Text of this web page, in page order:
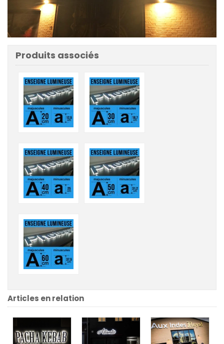
Produits associés
Articles en relation